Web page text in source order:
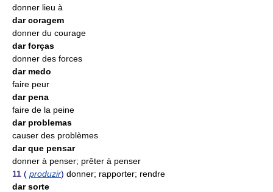
donner lieu à
dar coragem
donner du courage
dar forças
donner des forces
dar medo
faire peur
dar pena
faire de la peine
dar problemas
causer des problèmes
dar que pensar
donner à penser; prêter à penser
11 ( produzir) donner; rapporter; rendre
dar sorte